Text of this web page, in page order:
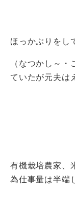
ほっかぶりをし
（なつかし～
ていたが元夫は
有機栽培農家、
為仕事量は半端